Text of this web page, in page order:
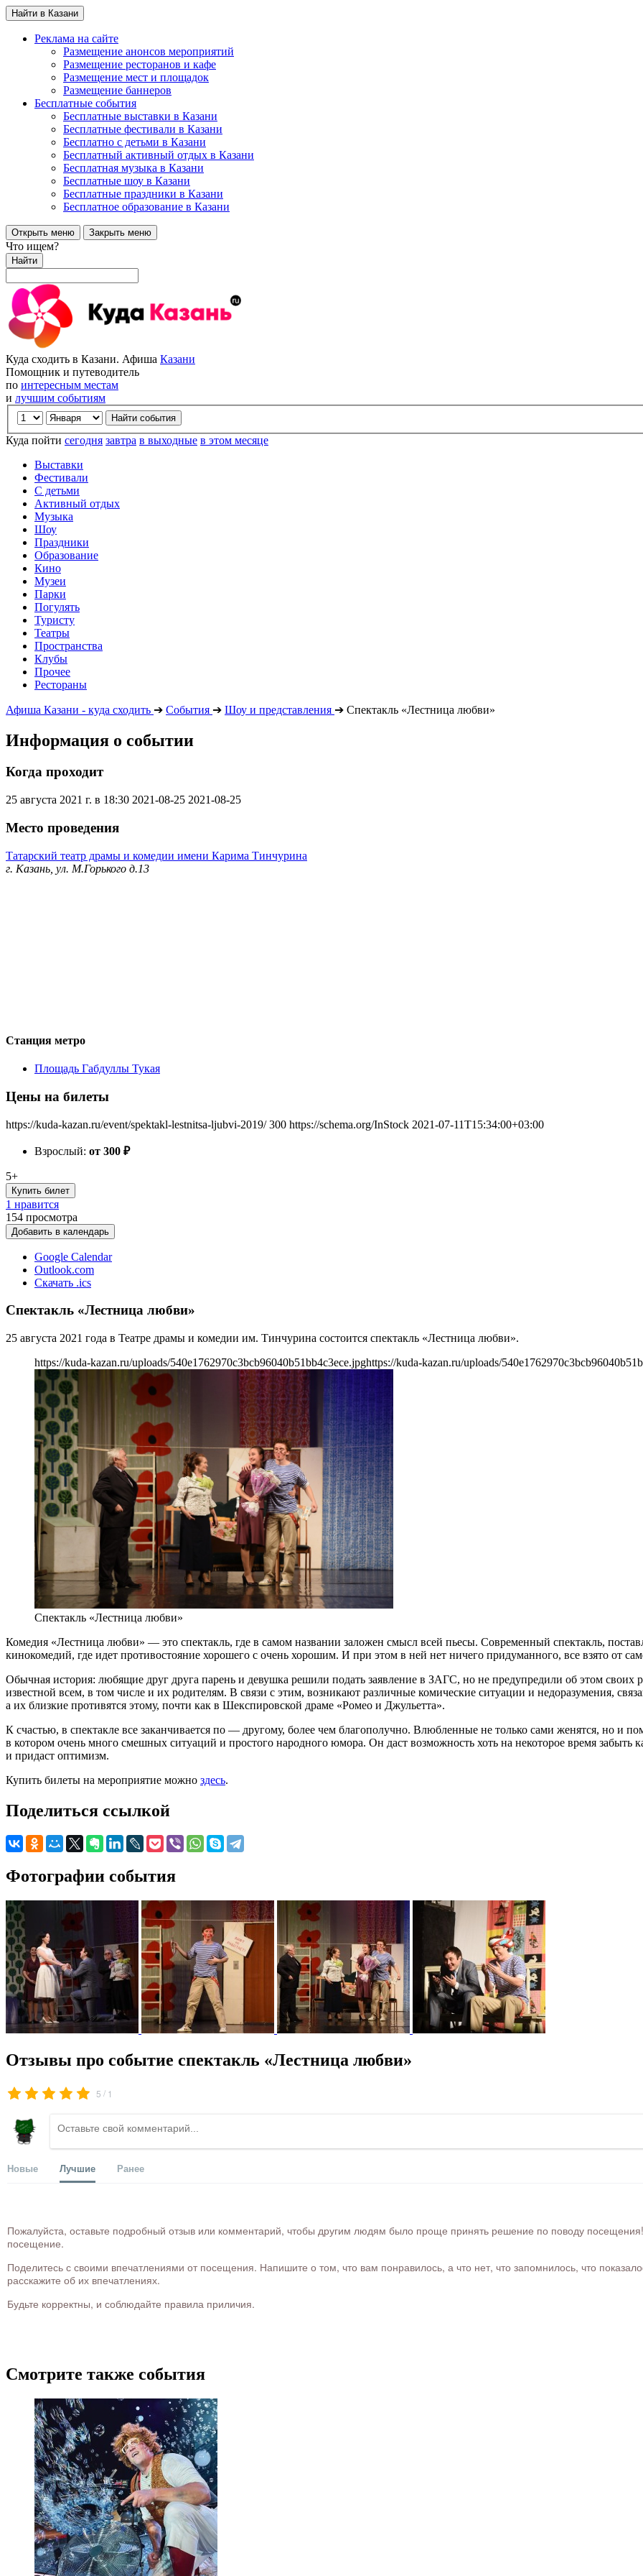
Найти в Казани
Реклама на сайте
Размещение анонсов мероприятий
Размещение ресторанов и кафе
Размещение мест и площадок
Размещение баннеров
Бесплатные события
Бесплатные выставки в Казани
Бесплатные фестивали в Казани
Бесплатно с детьми в Казани
Бесплатный активный отдых в Казани
Бесплатная музыка в Казани
Бесплатные шоу в Казани
Бесплатные праздники в Казани
Бесплатное образование в Казани
Открыть меню Закрыть меню
Что ищем?
Найти
Куда сходить в Казани. Афиша Казани
Помощник и путеводитель
по интересным местам
и лучшим событиям
Куда пойти сегодня завтра в выходные в этом месяце
Выставки
Фестивали
С детьми
Активный отдых
Музыка
Шоу
Праздники
Образование
Кино
Музеи
Парки
Погулять
Туристу
Театры
Пространства
Клубы
Прочее
Рестораны
Афиша Казани - куда сходить ➔ События ➔ Шоу и представления ➔ Спектакль «Лестница любви»
Информация о событии
Когда проходит
25 августа 2021 г. в 18:30 2021-08-25 2021-08-25
Место проведения
Татарский театр драмы и комедии имени Карима Тинчурина
г. Казань, ул. М.Горького д.13
Станция метро
Площадь Габдуллы Тукая
Цены на билеты
https://kuda-kazan.ru/event/spektakl-lestnitsa-ljubvi-2019/ 300 https://schema.org/InStock 2021-07-11T15:34:00+03:00
Взрослый: от 300 ₽
5+
Купить билет
1 нравится
154 просмотра
Добавить в календарь
Google Calendar
Outlook.com
Скачать .ics
Спектакль «Лестница любви»
25 августа 2021 года в Театре драмы и комедии им. Тинчурина состоится спектакль «Лестница любви».
https://kuda-kazan.ru/uploads/540e1762970c3bcb96040b51bb4c3ece.jpghttps://kuda-kazan.ru/uploads/
Спектакль «Лестница любви»
Комедия «Лестница любви» — это спектакль, где в самом названии заложен смысл всей пьесы. Современный спектакль,
кинокомедий, где идет противостояние хорошего с очень хорошим. И при этом в ней нет ничего придуманного, все взято от
Обычная история: любящие друг друга парень и девушка решили подать заявление в ЗАГС, но не предупредили об этом своих
известной всем, в том числе и их родителям. В связи с этим, возникают различные комические ситуации и недоразумения,
а их близкие противятся этому, почти как в Шекспировской драме «Ромео и Джульетта».
К счастью, в спектакле все заканчивается по — другому, более чем благополучно. Влюбленные не только сами женятся, но и
в котором очень много смешных ситуаций и простого народного юмора. Он даст возможность хоть на некоторое время
и придаст оптимизм.
Купить билеты на мероприятие можно здесь.
Поделиться ссылкой
Фотографии события
Отзывы про событие спектакль «Лестница любви»
5 / 1
Новые Лучшие Ранее
Пожалуйста, оставьте подробный отзыв или комментарий, чтобы другим людям было проще принять решение по поводу посещения!
посещение.
Поделитесь с своими впечатлениями от посещения. Напишите о том, что вам понравилось, а что нет, что запомнилось, что
расскажите об их впечатлениях.
Будьте корректны, и соблюдайте правила приличия.
Смотрите также события